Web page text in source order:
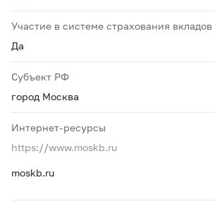
Участие в системе страхования вкладов
Да
Субъект РФ
город Москва
Интернет-ресурсы
https://www.moskb.ru
moskb.ru